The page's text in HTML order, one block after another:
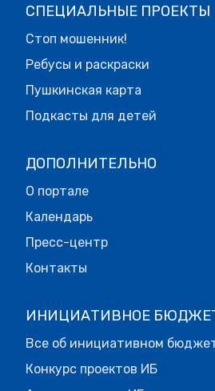
СПЕЦИАЛЬНЫЕ ПРОЕКТЫ
Стоп мошенник!
Ребусы и раскраски
Пушкинская карта
Подкасты для детей
ДОПОЛНИТЕЛЬНО
О портале
Календарь
Пресс-центр
Контакты
ИНИЦИАТИВНОЕ
Все об инициативном
Конкурс проектов ИБ